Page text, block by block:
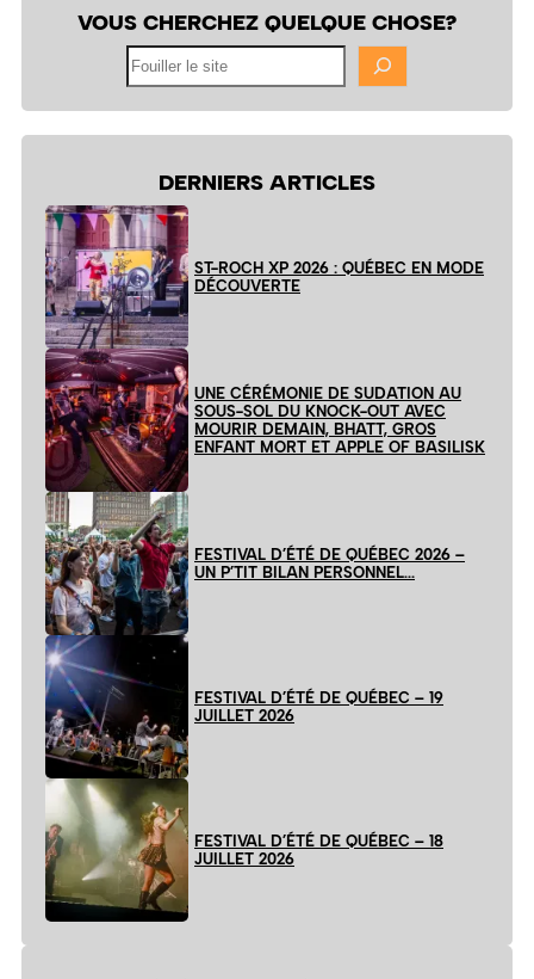
VOUS CHERCHEZ QUELQUE CHOSE?
DERNIERS ARTICLES
ST-ROCH XP 2026 : QUÉBEC EN MODE
DÉCOUVERTE
UNE CÉRÉMONIE DE SUDATION AU
SOUS-SOL DU KNOCK-OUT AVEC
MOURIR DEMAIN, BHATT, GROS
ENFANT MORT ET APPLE OF BASILISK
FESTIVAL D’ÉTÉ DE QUÉBEC 2026 –
UN P’TIT BILAN PERSONNEL…
FESTIVAL D’ÉTÉ DE QUÉBEC – 19
JUILLET 2026
FESTIVAL D’ÉTÉ DE QUÉBEC – 18
JUILLET 2026